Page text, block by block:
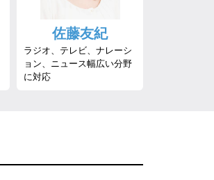
佐藤友紀
ラジオ、テレビ、ナレーシ
ョン、ニュース幅広い分野
に対応